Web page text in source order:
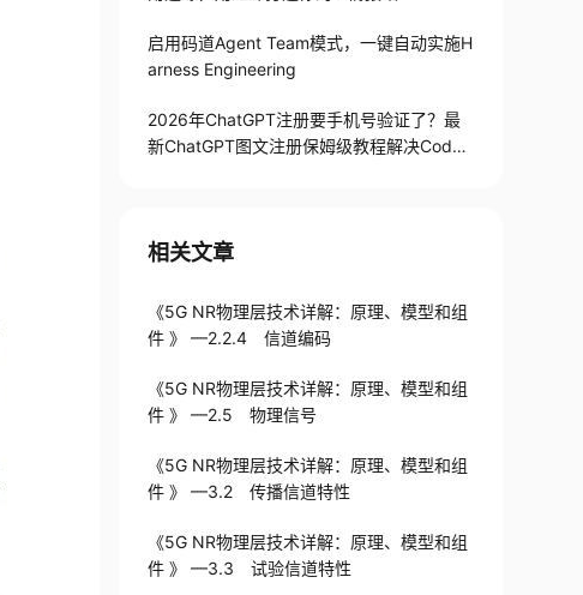
启用码道Agent Team模式，一键自动实施H
arness Engineering
2026年ChatGPT注册要手机号验证了？最
新ChatGPT图文注册保姆级教程解决Codex
相关文章
《5G NR物理层技术详解：原理、模型和组
件 》 —2.2.4 信道编码
《5G NR物理层技术详解：原理、模型和组
件 》 —2.5 物理信号
《5G NR物理层技术详解：原理、模型和组
件 》 —3.2 传播信道特性
《5G NR物理层技术详解：原理、模型和组
件 》 —3.3 试验信道特性